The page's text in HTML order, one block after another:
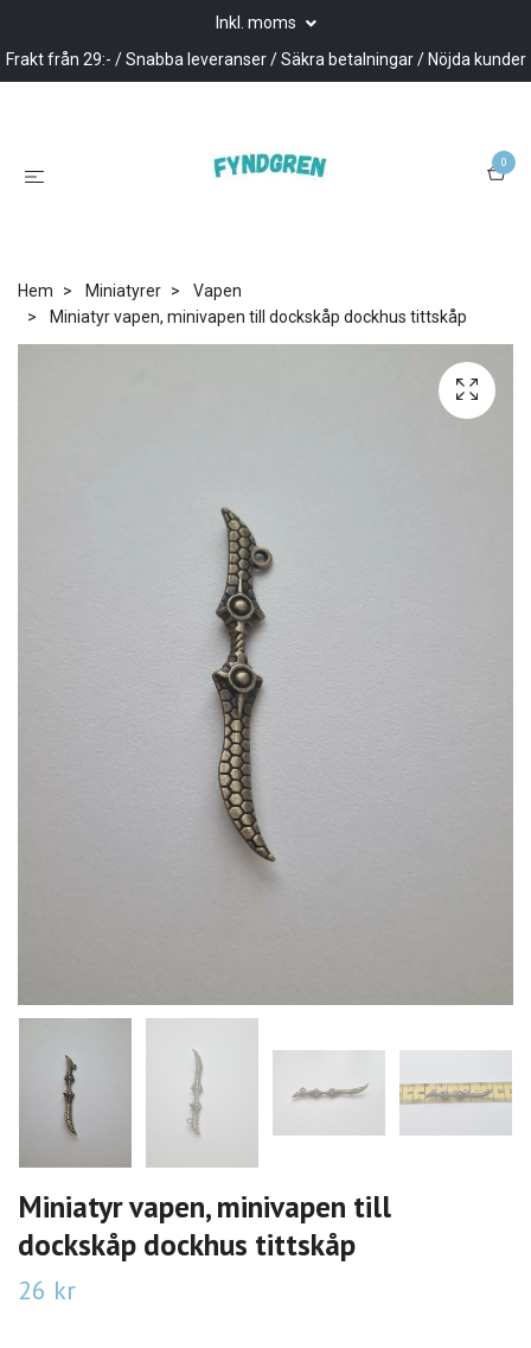
Inkl. moms
Frakt från 29:- / Snabba leveranser / Säkra betalningar / Nöjda kunder
0
Hem Miniatyrer
Vapen
Miniatyr vapen, minivapen till dockskåp dockhus tittskåp
Miniatyr vapen, minivapen till
dockskåp dockhus tittskåp
26 kr